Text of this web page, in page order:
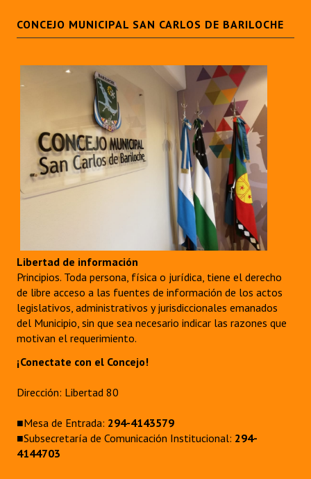
CONCEJO MUNICIPAL SAN CARLOS DE BARILOCHE
Libertad de información
Principios. Toda persona, física o jurídica, tiene el derecho
de libre acceso a las fuentes de información de los actos
legislativos, administrativos y jurisdiccionales emanados
del Municipio, sin que sea necesario indicar las razones que
motivan el requerimiento.
¡Conectate con el Concejo!
Dirección: Libertad 80
■Mesa de Entrada: 294-4143579
■Subsecretaría de Comunicación Institucional: 294-
4144703